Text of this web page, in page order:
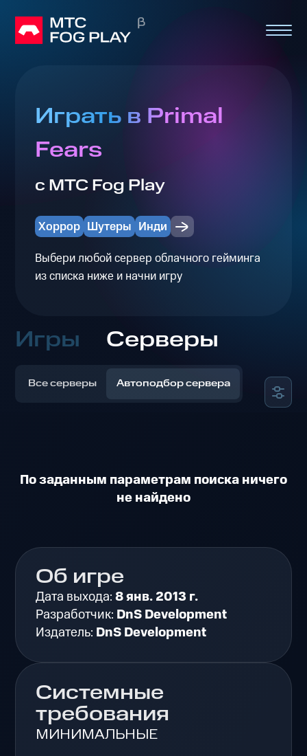
Играть в Primal
Fears
с МТС Fog Play
Хоррор Шутеры Инди
Выбери любой сервер облачного гейминга
из списка ниже и начни игру
Игры Серверы
Все серверы Автоподбор сервера
По заданным параметрам поиска ничего
не найдено
Об игре
Дата выхода:8 янв. 2013 г.
Разработчик: DnS Development
Издатель: DnS Development
Системные
требования
МИНИМАЛЬНЫЕ